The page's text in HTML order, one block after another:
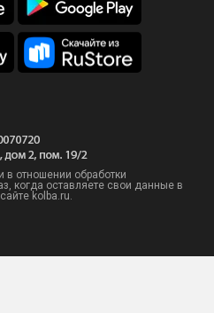
в отношении обработки
когда оставляете свои данные в
kolba.ru.